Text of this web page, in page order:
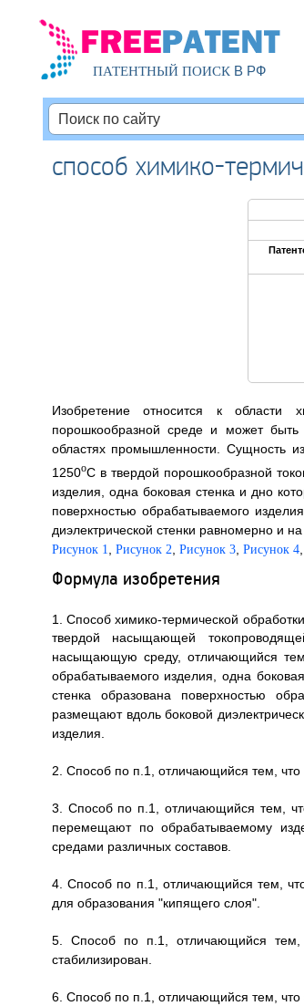
ПАТЕНТНЫЙ ПОИСКВ РФ
способ химико-
Изобретение относится к области
порошкообразной среде и может быть
областях промышленности. Сущность
1250oС в твердой порошкообразной
изделия, одна боковая стенка и дно
поверхностью обрабатываемого
диэлектрической стенки равномерно и
Рисунок 1 Рисунок 2 Рисунок 3, Рисунок 4,
Формула изобретения
1. Способ химико-термической
твердой насыщающей
насыщающую среду, отличающийся
обрабатываемого изделия, одна
стенка образована поверхностью
размещают вдоль боковой
изделия.
2. Способ по п.1, отличающийся тем, что
3. Способ по п.1, отличающийся тем,
перемещают по обрабатываемому
средами различных составов.
4. Способ по п.1, отличающийся тем, что
для образования "кипящего слоя".
5. Способ по п.1, отличающийся тем,
стабилизирован.
6. Способ по п.1, отличающийся тем, что